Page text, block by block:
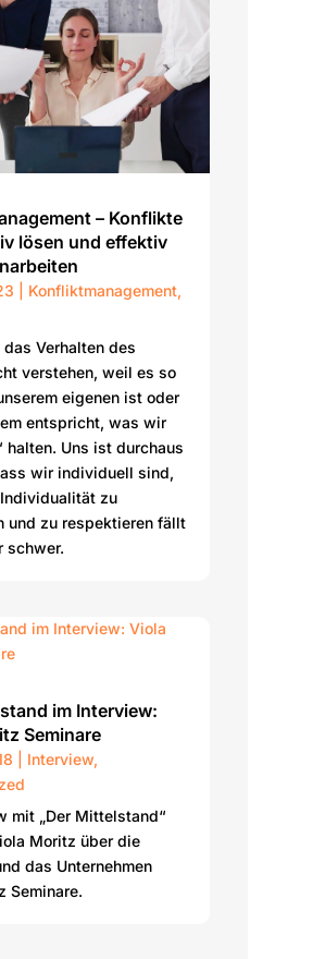
– Konflikte
lösen und effektiv
Konfliktmanagement,
Verhalten des
verstehen, weil es so
eigenen ist oder
entspricht, was wir
halten. Uns ist durchaus
wir individuell sind,
zu
und zu respektieren fällt
schwer.
im Interview:
Seminare
Interview,
mit „Der Mittelstand“
Moritz über die
das Unternehmen
Seminare.